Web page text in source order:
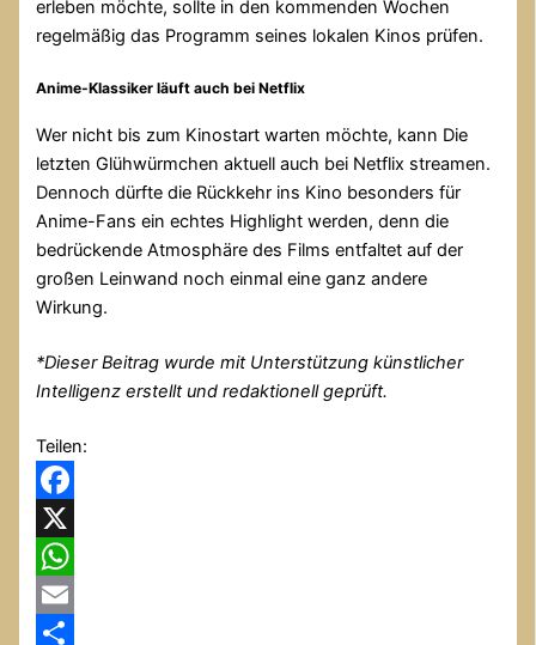
erleben möchte, sollte in den kommenden Wochen
regelmäßig das Programm seines lokalen Kinos prüfen.
Anime-Klassiker läuft auch bei Netflix
Wer nicht bis zum Kinostart warten möchte, kann Die
letzten Glühwürmchen aktuell auch bei Netflix streamen.
Dennoch dürfte die Rückkehr ins Kino besonders für
Anime-Fans ein echtes Highlight werden, denn die
bedrückende Atmosphäre des Films entfaltet auf der
großen Leinwand noch einmal eine ganz andere
Wirkung.
*Dieser Beitrag wurde mit Unterstützung künstlicher
Intelligenz erstellt und redaktionell geprüft.
Teilen:
Facebook
X
WhatsApp
Email